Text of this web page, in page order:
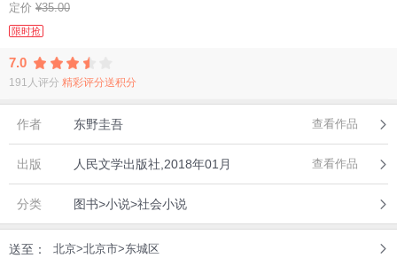
定价 ¥35.00
限时抢
7.0
191人评分 精彩评分送积分
作者 东野圭吾 查看作品
出版 人民文学出版社,2018年01月 查看作品
分类 图书>小说>社会小说
送至： 北京>北京市>东城区